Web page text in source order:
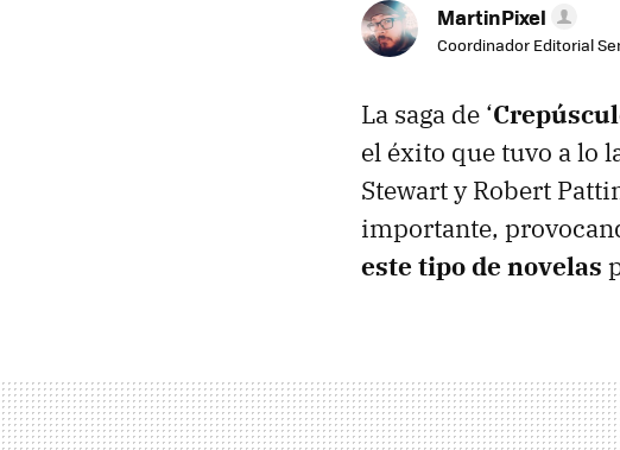
MartinPixel
Coordinador Editorial
La saga de ‘
el éxito que tuvo a lo
Stewart y Robert
importante,
este tipo de novelas